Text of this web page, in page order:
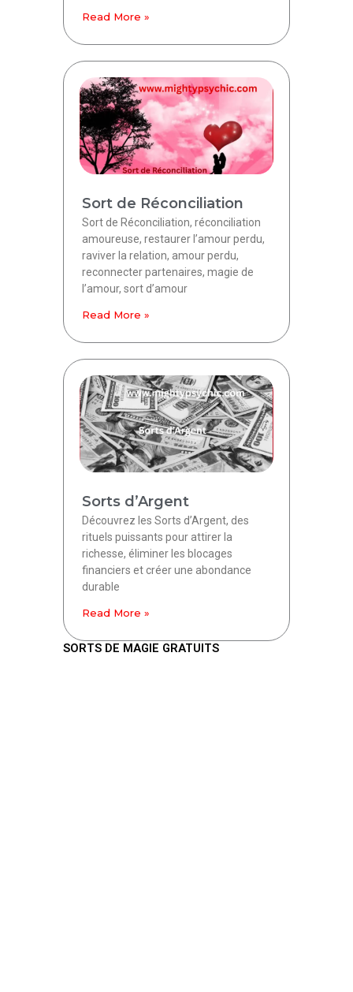
Read More »
Sort de Réconciliation
Sort de Réconciliation, réconciliation
amoureuse, restaurer l’amour perdu,
raviver la relation, amour perdu,
reconnecter partenaires, magie de
l’amour, sort d’amour
Read More »
Sorts d’Argent
Découvrez les Sorts d’Argent, des
rituels puissants pour attirer la
richesse, éliminer les blocages
financiers et créer une abondance
durable
Read More »
SORTS DE MAGIE GRATUITS